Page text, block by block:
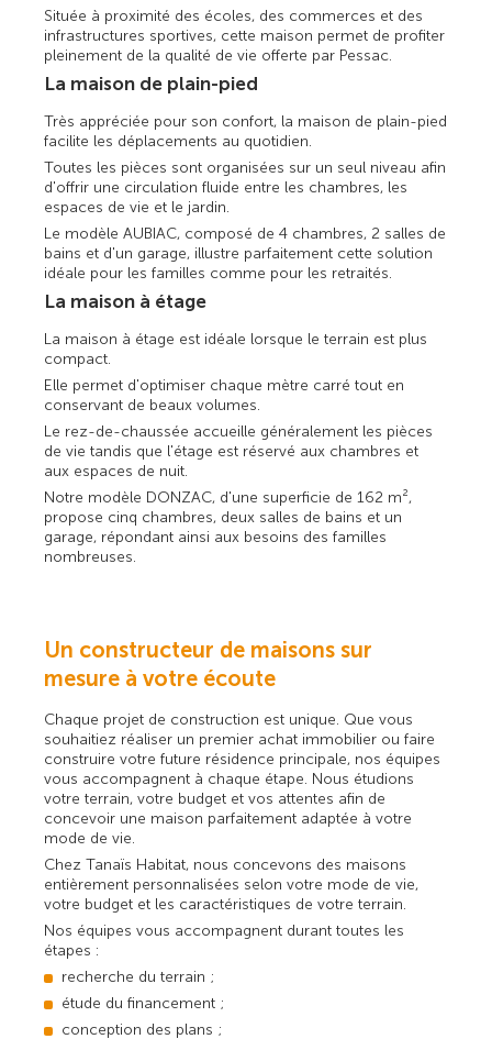
Située à proximité des écoles, des commerces et des
infrastructures sportives, cette maison permet de profiter
pleinement de la qualité de vie offerte par Pessac.
La maison de plain-pied
Très appréciée pour son confort, la maison de plain-pied
facilite les déplacements au quotidien.
Toutes les pièces sont organisées sur un seul niveau afin
d'offrir une circulation fluide entre les chambres, les
espaces de vie et le jardin.
Le modèle AUBIAC, composé de 4 chambres, 2 salles de
bains et d'un garage, illustre parfaitement cette solution
idéale pour les familles comme pour les retraités.
La maison à étage
La maison à étage est idéale lorsque le terrain est plus
compact.
Elle permet d'optimiser chaque mètre carré tout en
conservant de beaux volumes.
Le rez-de-chaussée accueille généralement les pièces
de vie tandis que l'étage est réservé aux chambres et
aux espaces de nuit.
Notre modèle DONZAC, d'une superficie de 162 m²,
propose cinq chambres, deux salles de bains et un
garage, répondant ainsi aux besoins des familles
nombreuses.
Un constructeur de maisons sur
mesure à votre écoute
Chaque projet de construction est unique. Que vous
souhaitiez réaliser un premier achat immobilier ou faire
construire votre future résidence principale, nos équipes
vous accompagnent à chaque étape. Nous étudions
votre terrain, votre budget et vos attentes afin de
concevoir une maison parfaitement adaptée à votre
mode de vie.
Chez Tanaïs Habitat, nous concevons des maisons
entièrement personnalisées selon votre mode de vie,
votre budget et les caractéristiques de votre terrain.
Nos équipes vous accompagnent durant toutes les
étapes :
recherche du terrain ;
étude du financement ;
conception des plans ;